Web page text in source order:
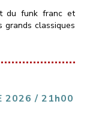
du funk franc et
grands classiques
— de Stevie
grooves,
2026 / 21h00